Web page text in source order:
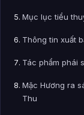
Mục lục tiểu
Thông tin xuất
Tác phẩm phái
Mặc Hương ra
Thu